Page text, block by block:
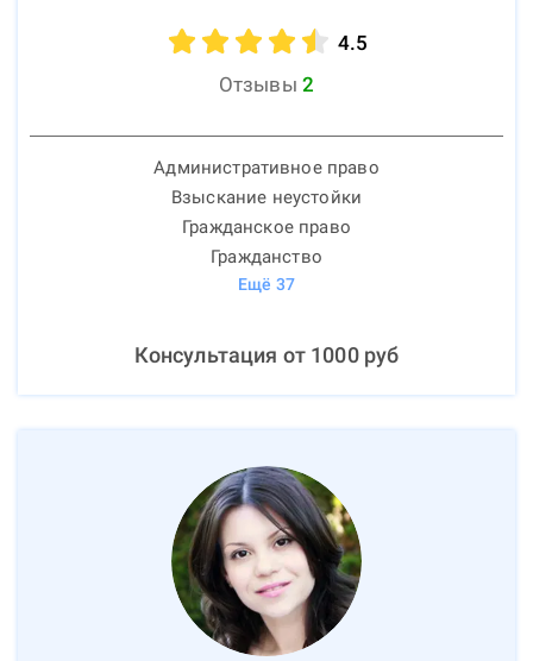
4.5
Отзывы 2
Административное право
Взыскание неустойки
Гражданское право
Гражданство
Ещё 37
Консультация от 1000руб